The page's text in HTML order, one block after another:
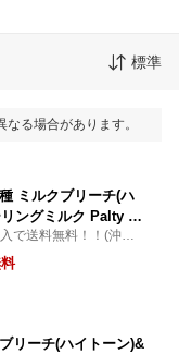
標準
る場合があります。
ミルクブリーチ(ハ
ングミルク Palty ダ
込(北海道除く)】
で送料無料！！(沖縄
リーチ(ハイトーン)&